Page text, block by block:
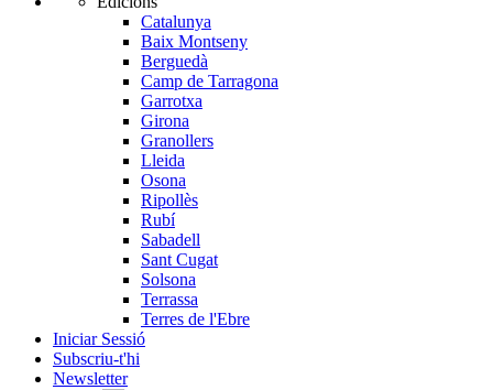
Catalunya
Baix Montseny
Berguedà
Camp de Tarragona
Garrotxa
Girona
Granollers
Lleida
Osona
Ripollès
Rubí
Sabadell
Sant Cugat
Solsona
Terrassa
Terres de l'Ebre
Iniciar Sessió
Subscriu-t'hi
Newsletter